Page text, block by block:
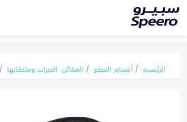
الرئيسية أقسام القطع المكائن، القيرات وملحقاتها